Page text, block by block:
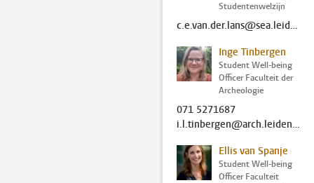
Studentenwelzijn
c.e.van.der.lans@sea.leidenuniv.nl
Inge Tinbergen
Student Well-being
Officer Faculteit der
Archeologie
071 5271687
i.l.tinbergen@arch.leidenuniv.nl
Ellis van Spanje
Student Well-being
Officer Faculteit